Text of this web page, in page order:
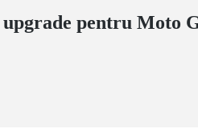
pentru Moto